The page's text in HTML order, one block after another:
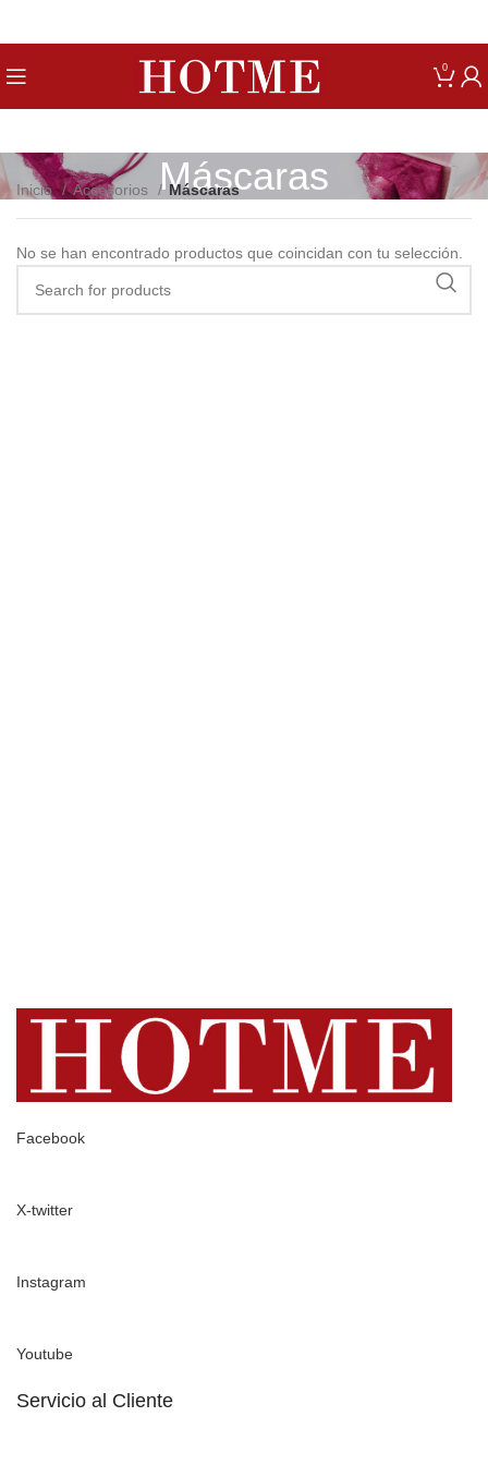
0
Máscaras
Inicio Accesorios Máscaras
No se han encontrado productos que coincidan con tu selección.
Facebook
X-twitter
Instagram
Youtube
Servicio al Cliente